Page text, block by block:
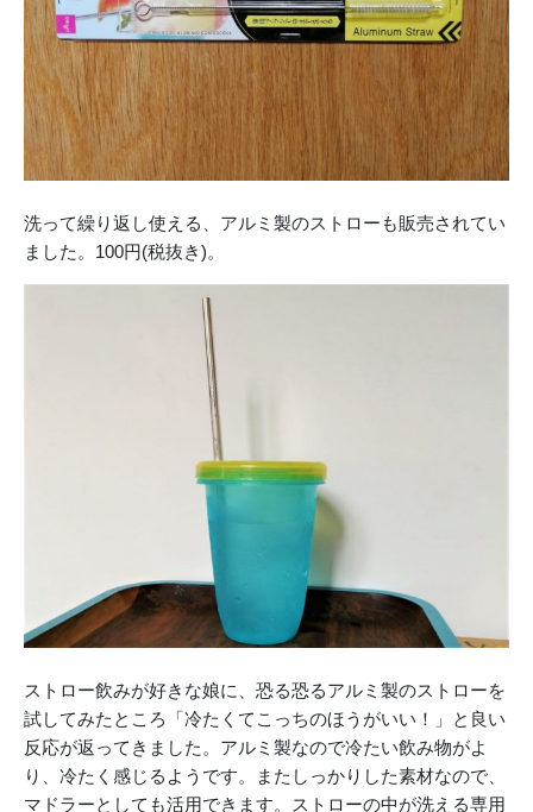
洗って繰り返し使える、アルミ製のストローも販売されてい
ました。100円(税抜き)。
ストロー飲みが好きな娘に、恐る恐るアルミ製のストローを
試してみたところ「冷たくてこっちのほうがいい！」と良い
反応が返ってきました。アルミ製なので冷たい飲み物がよ
り、冷たく感じるようです。またしっかりした素材なので、
マドラーとしても活用できます。ストローの中が洗える専用